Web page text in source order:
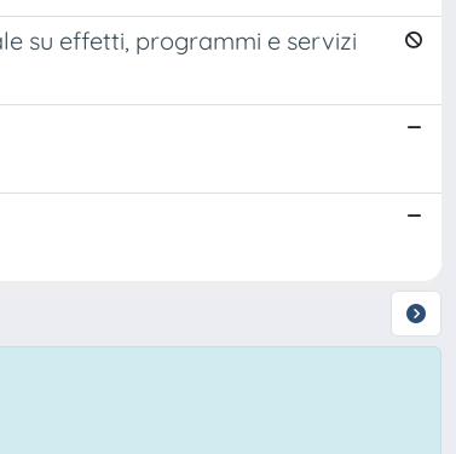
su effetti, programmi e servizi